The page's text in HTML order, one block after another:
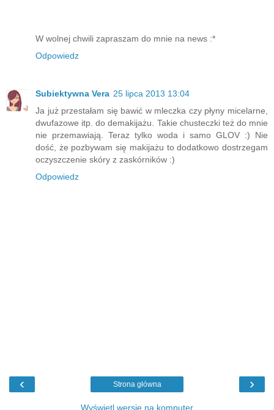
W wolnej chwili zapraszam do mnie na news :*
Odpowiedz
Subiektywna Vera 25 lipca 2013 13:04
Ja już przestałam się bawić w mleczka czy płyny micelarne,
dwufazowe itp. do demakijażu. Takie chusteczki też do mnie
nie przemawiają. Teraz tylko woda i samo GLOV :) Nie
dość, że pozbywam się makijażu to dodatkowo dostrzegam
oczyszczenie skóry z zaskórników :)
Odpowiedz
‹ ›
Strona główna
Wyświetl wersję na komputer